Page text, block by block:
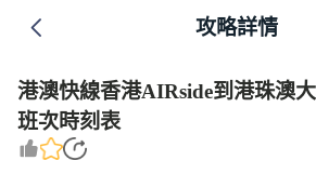
攻略詳情
港澳快線香港AIRside到港珠澳
班次時刻表